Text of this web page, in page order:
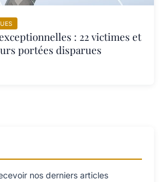
: 22 victimes et
portées disparues
nos derniers articles